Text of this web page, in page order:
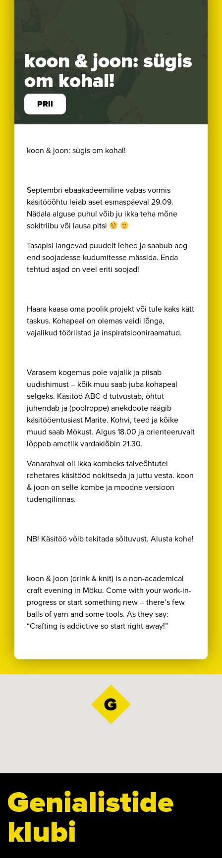
koon & joon: sügis
om kohal!
PRII
koon & joon: sügis om kohal!
Septembri ebaakadeemiline vabas vormis
käsitööõhtu leiab aset esmaspäeval 29.09.
Nädala alguse puhul võib ju ikka teha mõne
sokitriibu või lausa pitsi
Tasapisi langevad puudelt lehed ja saabub aeg
end soojadesse kudumitesse mässida. Enda
tehtud asjad on veel eriti soojad!
Haara kaasa oma poolik projekt või tule kaks kätt
taskus. Kohapeal on olemas veidi lõnga,
vajalikud tööriistad ja inspiratsiooniraamatud.
Varasem kogemus pole vajalik ja piisab
uudishimust – kõik muu saab juba kohapeal
selgeks. Käsitöö ABC-d tutvustab, õhtut
juhendab ja (poolroppe) anekdoote räägib
käsitööentusiast Marite. Kohvi, teed ja kõike
muud saab Mökust. Algus 18.00 ja orienteeruvalt
lõppeb ametlik vardaklõbin 21.30.
Vanarahval oli ikka kombeks talveõhtutel
rehetares käsitööd nokitseda ja juttu vesta. koon
& joon on selle kombe ja moodne versioon
tudengilinnas.
NB! Käsitöö võib tekitada sõltuvust. Alusta kohe!
koon & joon (drink & knit) is a non-academical
craft evening in Möku. Come with your work-in-
progress or start something new – there’s few
balls of yarn and some tools. As they say:
“Crafting is addictive so start right away!”
Genialistide
klubi